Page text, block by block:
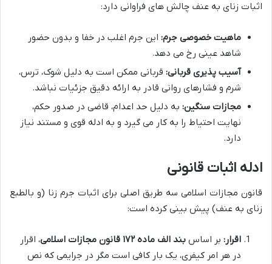
اثبات زنای به عنف چالش های فراوانی دارد:
ماهیت خصوصی جرم: این جرم اغلب در خفا و بدون حضور
شاهد عینی رخ می دهد.
آسیب پذیری قربانی: قربانی ممکن است به دلیل شوک، ترس،
شرم و فشارهای روانی قادر به ارائه دقیق جزئیات نباشد.
مجازات سنگین: به دلیل حد اعدام، قاضی در صدور حکم،
نهایت احتیاط را به کار می گیرد و به ادله قوی و مستند نیاز
دارد.
ادله اثبات قانونی
قانون مجازات اسلامی سه طریق اصلی برای اثبات جرم زنا (و بالطبع
زنای به عنف) پیش بینی کرده است:
اقرار: بر اساس بند الف ماده ۱۷۲ قانون مجازات اسلامی
، اقرار
در هر امر کیفری، یک بار کافی است مگر در جرایمی که نص